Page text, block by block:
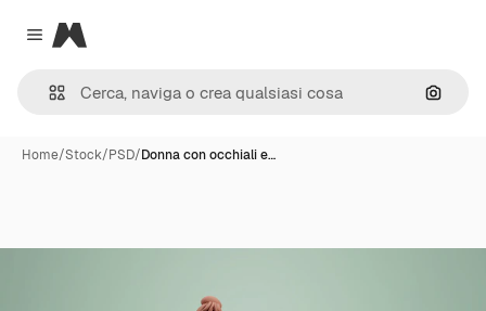
Close menu
Magnific
Cerca
Home/Stock/PSD/Donna con occhiali e…